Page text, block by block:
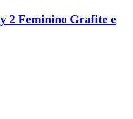
2 Feminino Grafite e